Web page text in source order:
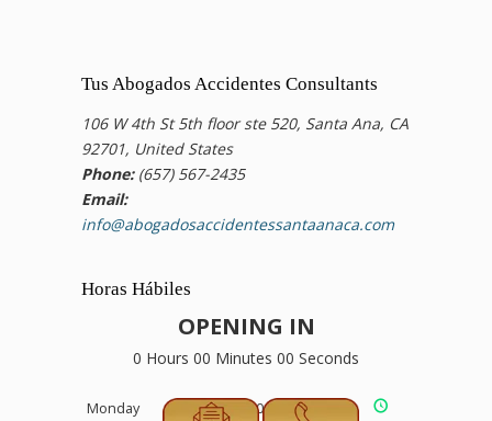
Tus Abogados Accidentes Consultants
106 W 4th St 5th floor ste 520, Santa Ana, CA
92701, United States
Phone:(657) 567-2435
Email:
info@abogadosaccidentessantaanaca.com
Horas Hábiles
OPENING IN
0 Hours 00 Minutes 00 Seconds
Monday 08:00 AM to 06:00 PM